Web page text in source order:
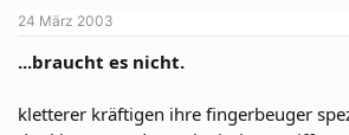
24 März 2003
...braucht es nicht.
kletterer kräftigen ihre fingerbeuger